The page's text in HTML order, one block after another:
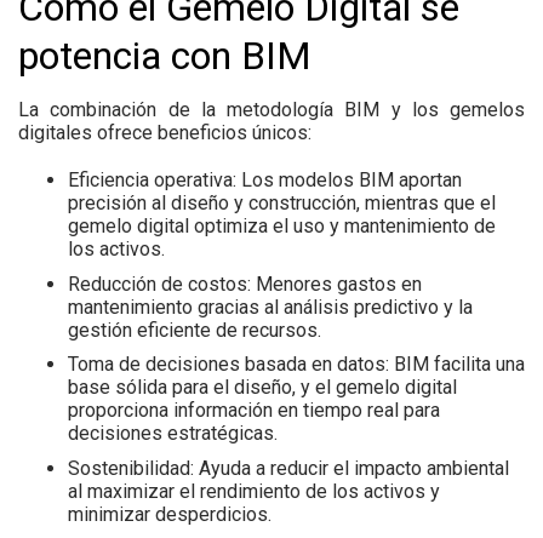
potencia con BIM
La combinación de la metodología BIM y los gemelos
digitales ofrece beneficios únicos:
Eficiencia operativa: Los modelos BIM aportan
precisión al diseño y construcción, mientras que el
gemelo digital optimiza el uso y mantenimiento de
los activos.
Reducción de costos: Menores gastos en
mantenimiento gracias al análisis predictivo y la
gestión eficiente de recursos.
Toma de decisiones basada en datos: BIM facilita una
base sólida para el diseño, y el gemelo digital
proporciona información en tiempo real para
decisiones estratégicas.
Sostenibilidad: Ayuda a reducir el impacto ambiental
al maximizar el rendimiento de los activos y
minimizar desperdicios.